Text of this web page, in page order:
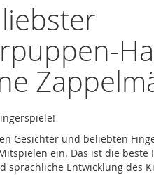
Gesichter und beliebten
ein. Das ist die beste
sprachliche Entwicklung des